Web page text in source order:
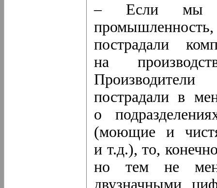
– Если мы
пострадали
на
пострадали в
о
(моющие и
и т.д.), то,
но тем не
двузначными